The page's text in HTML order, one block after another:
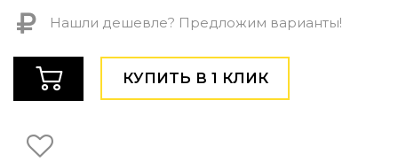
Корпусная мебель на заказ
Шкафы и гардеробные на заказ
Офисная мебель
Детская мебель
Коллекции
Нашли дешевле? Предложим варианты!
КУПИТЬ В 1 КЛИК